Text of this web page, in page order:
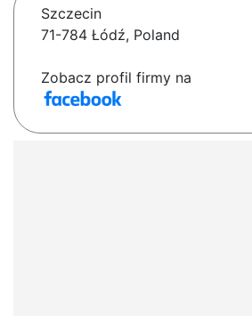
Szczecin
71-784 Łódź, Poland
Zobacz profil firmy na